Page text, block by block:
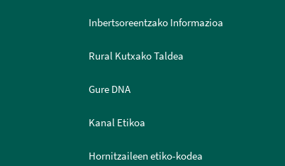
Inbertsoreentzako Informazioa
Rural Kutxako Taldea
Gure DNA
Kanal Etikoa
Hornitzaileen etiko-kodea